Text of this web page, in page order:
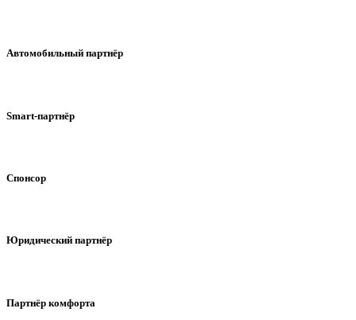
Автомобильный партнёр
Smart-партнёр
Спонсор
Юридический партнёр
Партнёр комфорта